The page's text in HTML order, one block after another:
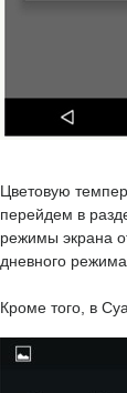
Цветовую
перейдем в
режимы экрана
дневного
Кроме того, в